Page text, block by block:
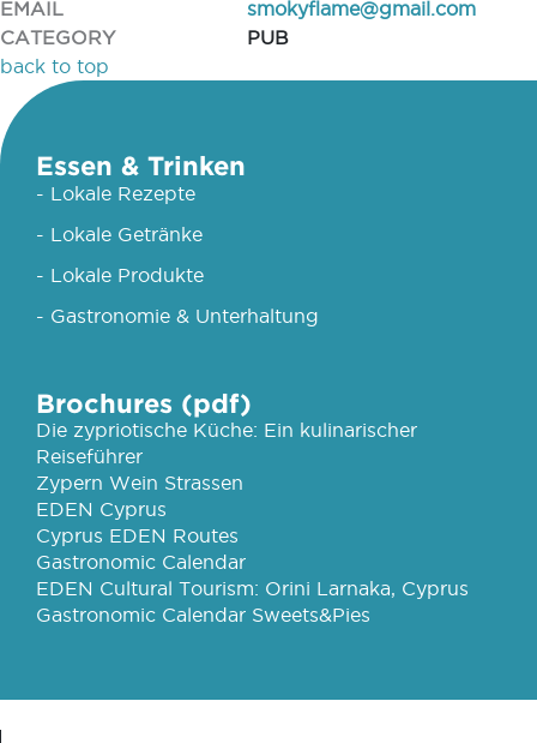
EMAIL
smokyflame@gmail.com
CATEGORY
PUB
back to top
Essen & Trinken
- Lokale Rezepte
- Lokale Getränke
- Lokale Produkte
- Gastronomie & Unterhaltung
Brochures (pdf)
Die zypriotische Küche: Ein kulinarischer
Reiseführer
Zypern Wein Strassen
EDEN Cyprus
Cyprus EDEN Routes
Gastronomic Calendar
EDEN Cultural Tourism: Orini Larnaka, Cyprus
Gastronomic Calendar Sweets&Pies